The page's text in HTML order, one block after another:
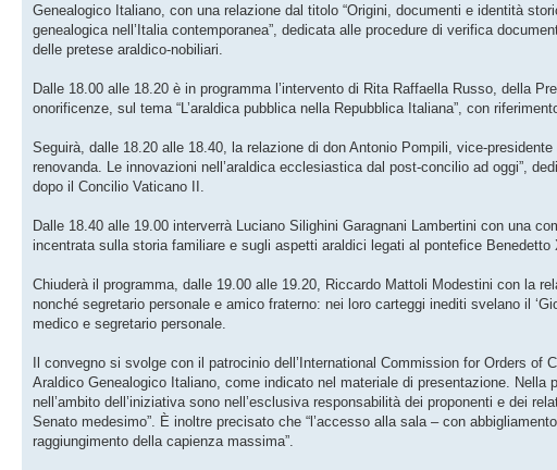
Genealogico Italiano, con una relazione dal titolo “Origini, documenti e identità
genealogica nell’Italia contemporanea”, dedicata alle procedure di verifica
delle pretese araldico-nobiliari.
Dalle 18.00 alle 18.20 è in programma l’intervento di Rita Raffaella Russo, della
onorificenze, sul tema “L’araldica pubblica nella Repubblica Italiana”, con
Seguirà, dalle 18.20 alle 18.40, la relazione di don Antonio Pompili, vice-
renovanda. Le innovazioni nell’araldica ecclesiastica dal post-concilio ad oggi”,
dopo il Concilio Vaticano II.
Dalle 18.40 alle 19.00 interverrà Luciano Silighini Garagnani Lambertini con una
incentrata sulla storia familiare e sugli aspetti araldici legati al pontefice Benedetto
Chiuderà il programma, dalle 19.00 alle 19.20, Riccardo Mattoli Modestini con la
nonché segretario personale e amico fraterno: nei loro carteggi inediti svelano il
medico e segretario personale.
Il convegno si svolge con il patrocinio dell’International Commission for Orders of
Araldico Genealogico Italiano, come indicato nel materiale di presentazione.
nell’ambito dell’iniziativa sono nell’esclusiva responsabilità dei proponenti e dei
Senato medesimo”. È inoltre precisato che “l’accesso alla sala – con
raggiungimento della capienza massima”.